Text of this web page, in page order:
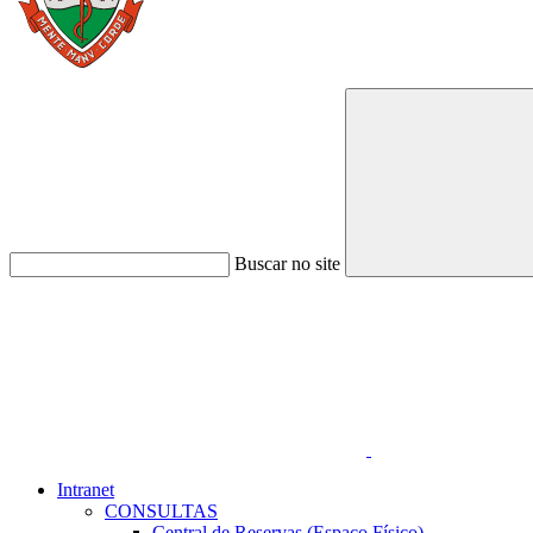
Buscar no site
Intranet
CONSULTAS